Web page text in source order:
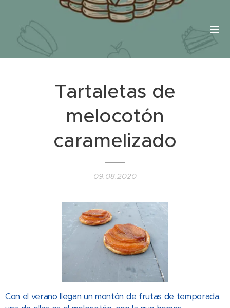
Tartaletas de
melocotón
caramelizado
09.08.2020
Con el verano llegan un montón de frutas de temporada,